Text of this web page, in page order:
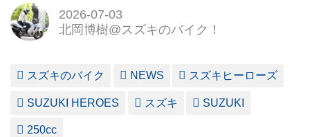
2026-07-03
北岡博樹@スズキのバイク！
スズキのバイク NEWS スズキヒーローズ
SUZUKI HEROES スズキ SUZUKI
250cc